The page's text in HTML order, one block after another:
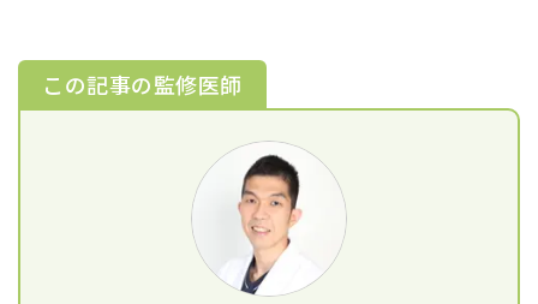
この記事の監修医師